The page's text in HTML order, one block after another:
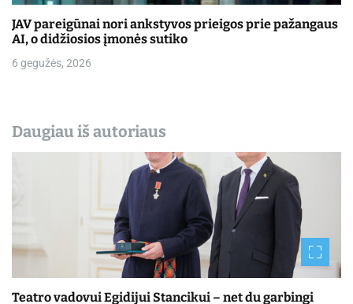
JAV pareigūnai nori ankstyvos prieigos prie pažangaus
AI, o didžiosios įmonės sutiko
6 gegužės, 2026
Daugiau iš autoriaus
Teatro vadovui Egidijui Stancikui – net du garbingi